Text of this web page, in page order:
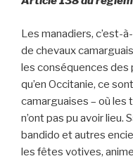
Les manadiers, c’est-
de chevaux
les conséquences des
qu’en Occitanie, ce
camarguaises – où les
n’ont pas pu avoir lieu.
bandido et autres
les fêtes votives,